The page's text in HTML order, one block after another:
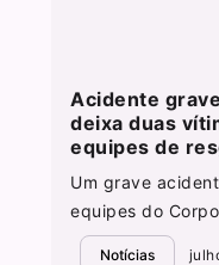
Acidente
deixa duas
equipes de
Um grave
equipes do
Notícias